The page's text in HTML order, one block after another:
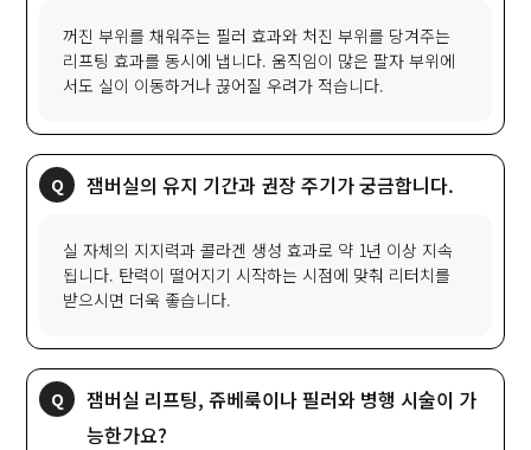
꺼진 부위를 채워주는 필러 효과와 처진 부위를 당겨주는
리프팅 효과를 동시에 냅니다. 움직임이 많은 팔자 부위에
서도 실이 이동하거나 끊어질 우려가 적습니다.
잼버실의 유지 기간과 권장 주기가 궁금합니다.
실 자체의 지지력과 콜라겐 생성 효과로 약 1년 이상 지속
됩니다. 탄력이 떨어지기 시작하는 시점에 맞춰 리터치를
받으시면 더욱 좋습니다.
잼버실 리프팅, 쥬베룩이나 필러와 병행 시술이 가
능한가요?